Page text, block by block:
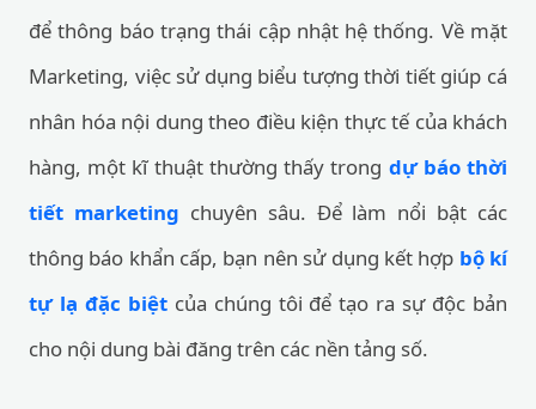
để thông báo trạng thái cập nhật hệ thống. Về mặt
Marketing, việc sử dụng biểu tượng thời tiết giúp cá
nhân hóa nội dung theo điều kiện thực tế của khách
hàng, một kĩ thuật thường thấy trong dự báo thời
tiết marketing chuyên sâu. Để làm nổi bật các
thông báo khẩn cấp, bạn nên sử dụng kết hợp bộ kí
tự lạ đặc biệtcủa chúng tôi để tạo ra sự độc bản
cho nội dung bài đăng trên các nền tảng số.